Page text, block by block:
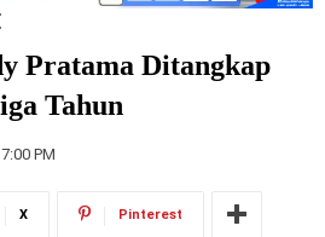
Pratama Ditangkap
Tahun
PM
X Pinterest